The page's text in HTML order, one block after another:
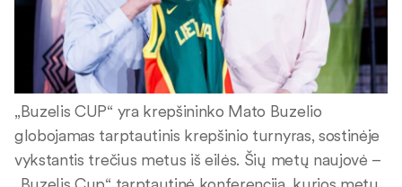
„Buzelis CUP“ yra krepšininko Mato Buzelio
globojamas tarptautinis krepšinio turnyras, sostinėje
vykstantis trečius metus iš eilės. Šių metų naujovė –